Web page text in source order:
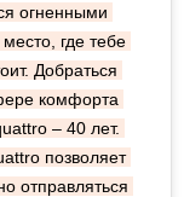
огненными
где тебе
Добраться
комфорта
– 40 лет.
позволяет
отправляться